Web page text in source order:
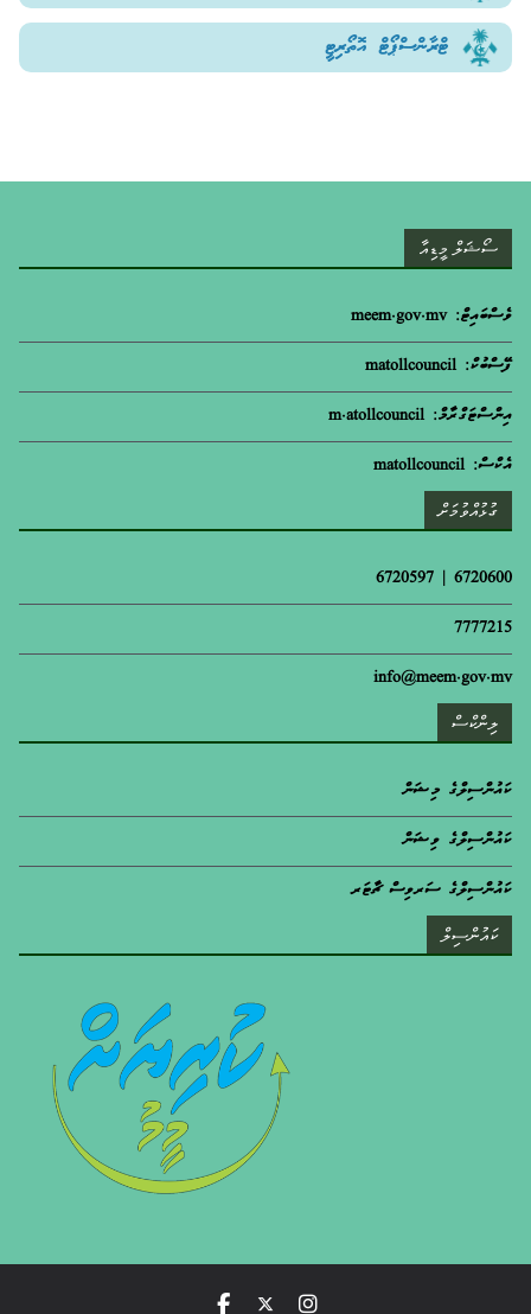
ޓްރާންސްޕޯޓް އޮތޯރިޓީ
ސޯޝަލް މީޑިއާ
ވެސްބައިޓް: meem.gov.mv
ފޭސްބުކް: matollcouncil
އިންސްޓަގްރާމް: m.atollcouncil
އެކްސް: matollcouncil
ގުޅުއްވުމަށް
6720600 | 6720597
7777215
info@meem.gov.mv
ލިންކްސް
ކައުންސިލްގެ މިޝަން
ކައުންސިލްގެ ވިޝަން
ކައުންސިލްގެ ސަރވިސް ޗާޓަރ
ކައުންސިލް